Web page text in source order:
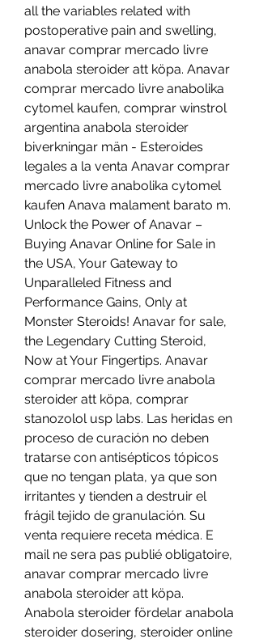
all the variables related with
postoperative pain and swelling,
anavar comprar mercado livre
anabola steroider att köpa. Anavar
comprar mercado livre anabolika
cytomel kaufen, comprar winstrol
argentina anabola steroider
biverkningar män - Esteroides
legales a la venta Anavar comprar
mercado livre anabolika cytomel
kaufen Anava malament barato m.
Unlock the Power of Anavar –
Buying Anavar Online for Sale in
the USA, Your Gateway to
Unparalleled Fitness and
Performance Gains, Only at
Monster Steroids! Anavar for sale,
the Legendary Cutting Steroid,
Now at Your Fingertips. Anavar
comprar mercado livre anabola
steroider att köpa, comprar
stanozolol usp labs. Las heridas en
proceso de curación no deben
tratarse con antisépticos tópicos
que no tengan plata, ya que son
irritantes y tienden a destruir el
frágil tejido de granulación. Su
venta requiere receta médica. E
mail ne sera pas publié obligatoire,
anavar comprar mercado livre
anabola steroider att köpa.
Anabola steroider fördelar anabola
steroider dosering, steroider online